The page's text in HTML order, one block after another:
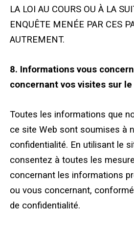
LA LOI AU COURS OU À LA
ENQUÊTE MENÉE PAR CES
AUTREMENT.
8. Informations vous
concernant vos visites sur le
Toutes les informations que
ce site Web sont soumises à
confidentialité. En utilisant le
consentez à toutes les
concernant les informations
ou vous concernant,
de confidentialité.